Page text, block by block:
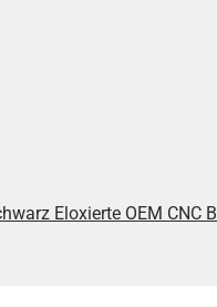
Eloxierte OEM CNC